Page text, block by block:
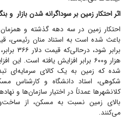
اثر احتکار زمین بر سوداگرانه شدن بازار و
احتکار زمین در سه دهه گذشته و
هزار و۶۰۰ برابر افزایش یافته
شده که زمین به یک کالای سرمایه‌ای
شکوهی، استاد دانشگاه و کارشناس
کلانشهر‌ها عمدتاً در اختیار سازمان‌ها و
بالای زمین نسبت به مسکن، از
می‌کنند.